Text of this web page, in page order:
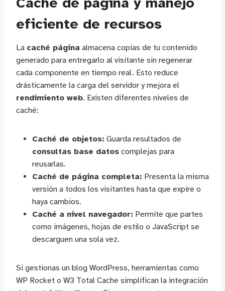
eficiente de recursos
La caché página almacena copias de tu contenido
generado para entregarlo al visitante sin regenerar
cada componente en tiempo real. Esto reduce
drásticamente la carga del servidor y mejora el
rendimiento web. Existen diferentes niveles de
caché:
Caché de objetos: Guarda resultados de
consultas base datos complejas para
reusarlas.
Caché de página completa: Presenta la misma
versión a todos los visitantes hasta que expire o
haya cambios.
Caché a nivel navegador: Permite que partes
como imágenes, hojas de estilo o JavaScript se
descarguen una sola vez.
Si gestionas un blog WordPress, herramientas como
WP Rocket o W3 Total Cache simplifican la integración